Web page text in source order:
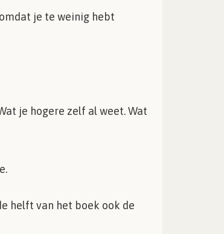
je te weinig hebt
je hogere zelf al weet. Wat
helft van het boek ook de